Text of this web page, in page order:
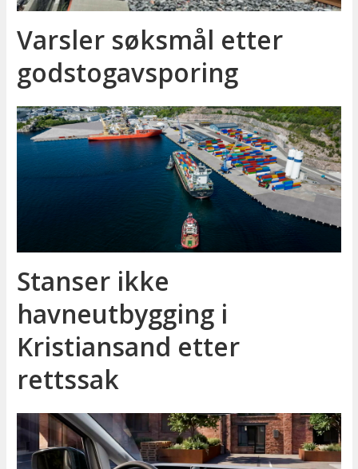
Varsler søksmål etter
godstog­avsporing
Stanser ikke
havneutbygging i
Kristiansand etter
rettssak